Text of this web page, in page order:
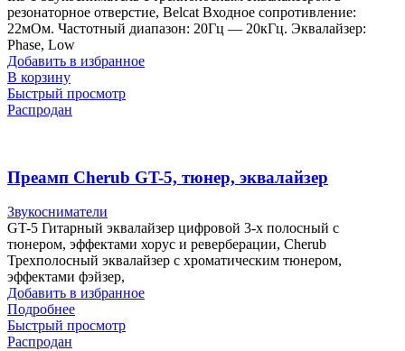
резонаторное отверстие, Belcat Входное сопротивление:
22мОм. Частотный диапазон: 20Гц — 20кГц. Эквалайзер:
Phase, Low
Добавить в избранное
В корзину
Быстрый просмотр
Распродан
Преамп Cherub GT-5, тюнер, эквалайзер
Звукосниматели
GT-5 Гитарный эквалайзер цифровой 3-х полосный с
тюнером, эффектами хорус и реверберации, Cherub
Трехполосный эквалайзер с хроматическим тюнером,
эффектами фэйзер,
Добавить в избранное
Подробнее
Быстрый просмотр
Распродан